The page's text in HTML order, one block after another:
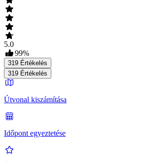
5.0
99%
319 Értékelés
319 Értékelés
Útvonal kiszámítása
Időpont egyeztetése